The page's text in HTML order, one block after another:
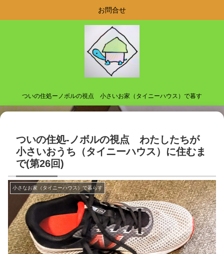
ついの住処ーノボルの視点 小さいお家（タイニーハウス）で暮す
お問合せ
ついの住処-ノボルの視点 わたしたちが
小さいおうち（タイニーハウス）に住むま
で(第26回)
小さなお家（タイニーハウス）で暮らす